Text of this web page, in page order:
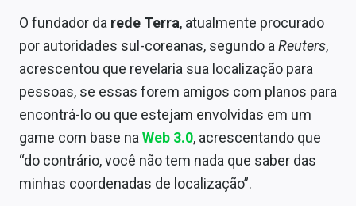
O fundador da rede Terra, atualmente procurado
por autoridades sul-coreanas, segundo aReuters,
acrescentou que revelaria sua localização para
pessoas, se essas forem amigos com planos para
encontrá-lo ou que estejam envolvidas em um
game com base naWeb 3.0, acrescentando que
“do contrário, você não tem nada que saber das
minhas coordenadas de localização”.